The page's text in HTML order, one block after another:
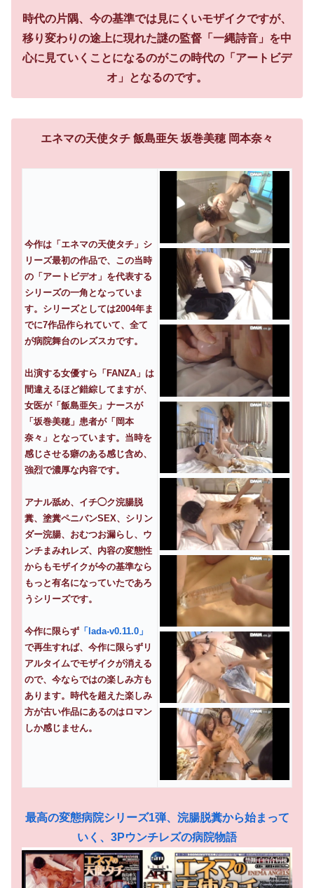
時代の片隅、今の基準では見にくいモザイクですが、
移り変わりの途上に現れた謎の監督「一縄詩音」を中
心に見ていくことになるのがこの時代の「アートビデ
オ」となるのです。
エネマの天使タチ 飯島亜矢 坂巻美穂 岡本奈々
今作は「エネマの天使タチ」シ
リーズ最初の作品で、この当時
の「アートビデオ」を代表する
シリーズの一角となっていま
す。シリーズとしては2004年ま
でに7作品作られていて、全て
が病院舞台のレズスカです。
出演する女優すら「FANZA」は
間違えるほど錯綜してますが、
女医が「飯島亜矢」ナースが
「坂巻美穂」患者が「岡本
奈々」となっています。当時を
感じさせる癖のある感じ含め、
強烈で濃厚な内容です。
アナル舐め、イチ◯ク浣腸脱
糞、塗糞ペニバンSEX、シリン
ダー浣腸、おむつお漏らし、ウ
ンチまみれレズ、内容の変態性
からもモザイクが今の基準なら
もっと有名になっていたであろ
うシリーズです。
今作に限らず 「lada-v0.11.0」
で再生すれば、今作に限らずリ
アルタイムでモザイクが消える
ので、今ならではの楽しみ方も
あります。時代を超えた楽しみ
方が古い作品にあるのはロマン
しか感じません。
最高の変態病院シリーズ1弾、浣腸脱糞から始まって
いく、3Pウンチレズの病院物語